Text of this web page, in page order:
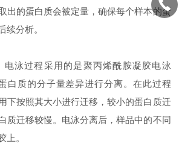
出的蛋白质会被定量，确保每个样本的蛋
续分析。
泳过程采用的是聚丙烯酰胺凝胶电泳
白质的分子量差异进行分离。在此过程
下按照其大小进行迁移，较小的蛋白质迁
质迁移较慢。电泳分离后，样品中的不同
上。